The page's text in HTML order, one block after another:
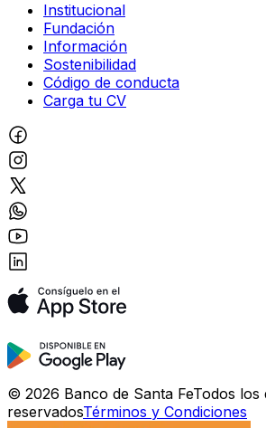
Institucional
Fundación
Información
Sostenibilidad
Código de conducta
Carga tu CV
© 2026 Banco de Santa FeTodos los
reservadosTérminos y Condiciones